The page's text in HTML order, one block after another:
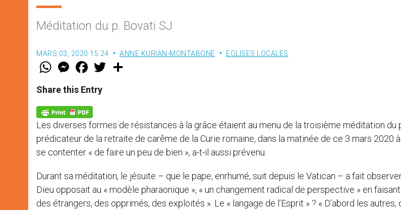
Méditation du p. Bovati SJ
MARS 03, 2020 15:24 ANNE KURIAN-MONTABONE EGLISES LOCALES
W
t
s
p
p
M
e
s
e
g
e
r
F
a
e
b
k
w
Share this Entry
Les diverses formes de résistances à la grâce étaient au menu de la troisième méditation du
prédicateur de la retraite de carême de la Curie romaine, dans la matinée de ce 3 mars 2020
se contenter « de faire un peu de bien », a-t-il aussi prévenu.
Durant sa méditation, le jésuite – que le pape, enrhumé, suit depuis le Vatican – a fait observer
Dieu opposait au « modèle pharaonique », « un changement radical de perspective » en
des étrangers, des opprimés, des exploités ». Le « langage de l’Esprit » ? « D’abord les autres,